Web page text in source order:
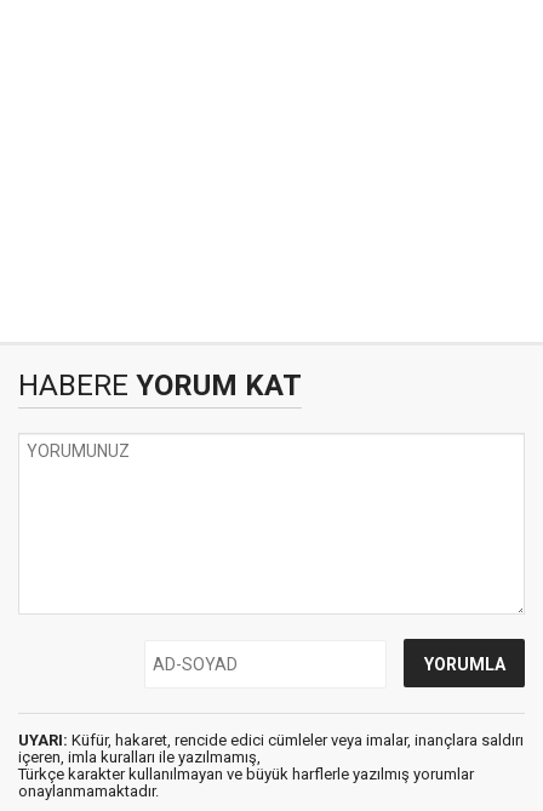
HABERE YORUM KAT
UYARI: Küfür, hakaret, rencide edici cümleler veya imalar, inançlara saldırı
içeren, imla kuralları ile yazılmamış,
Türkçe karakter kullanılmayan ve büyük harflerle yazılmış yorumlar
onaylanmamaktadır.